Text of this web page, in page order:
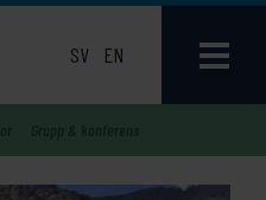
SV EN